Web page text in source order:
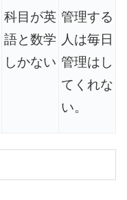
科目が英
語と数学
しかない
管理する
人は毎日
管理はし
てくれな
い。